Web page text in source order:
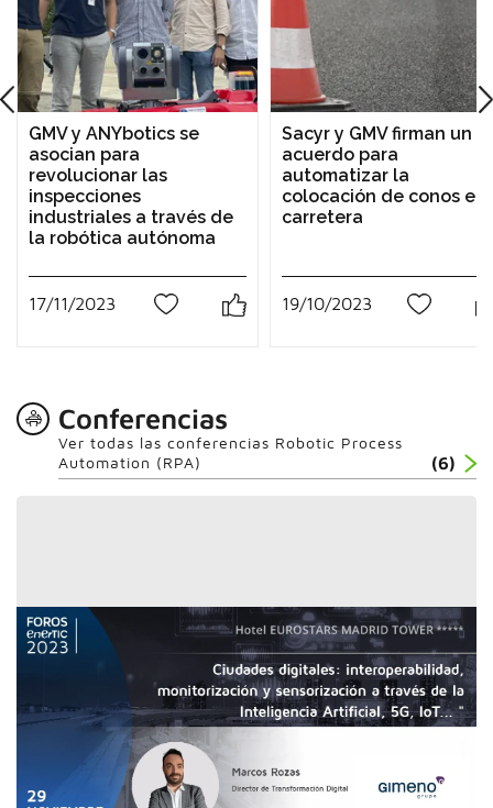
GMV y ANYbotics se
asocian para
revolucionar las
inspecciones
industriales a través de
la robótica autónoma
17/11/2023
Sacyr y GMV firman un
acuerdo para
automatizar la
colocación de conos en
carretera
19/10/2023
Conferencias
Ver todas las conferencias Robotic Process
Automation (RPA)
(6)